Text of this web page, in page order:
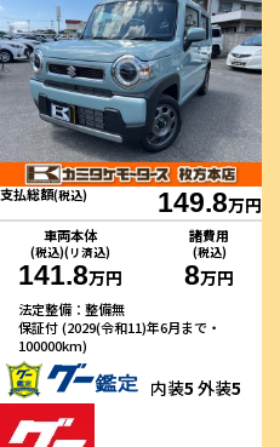
支払総額(税込) 149.8万円
車両本体
(税込)(リ済込)
141.8万円
諸費用
(税込)
8万円
法定整備：整備無
保証付 (2029(令和11)年6月まで・
100000km)
内装5 外装5